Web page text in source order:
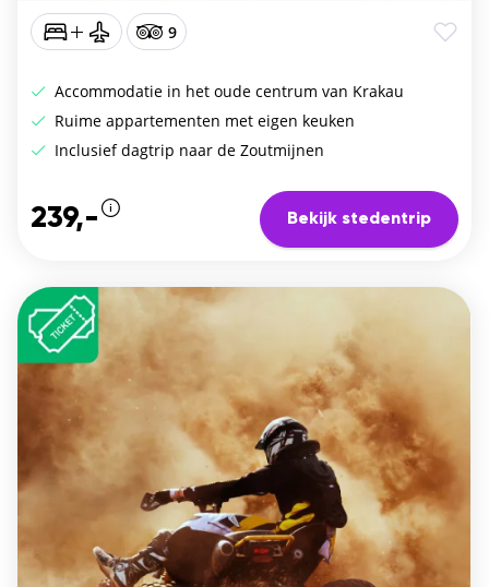
9
Accommodatie in het oude centrum van Krakau
Ruime appartementen met eigen keuken
Inclusief dagtrip naar de Zoutmijnen
239,- Bekijk stedentrip